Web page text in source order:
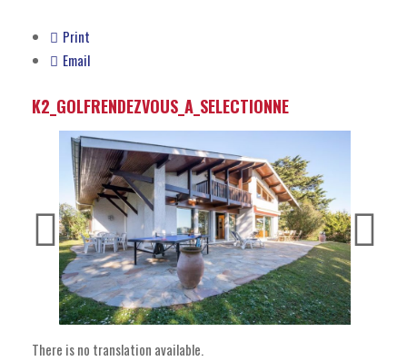
Print
Email
K2_GOLFRENDEZVOUS_A_SELECTIONNE
There is no translation available.